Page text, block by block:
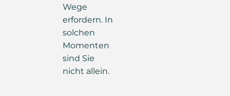
Wege
erfordern. In
solchen
Momenten
sind Sie
nicht allein.